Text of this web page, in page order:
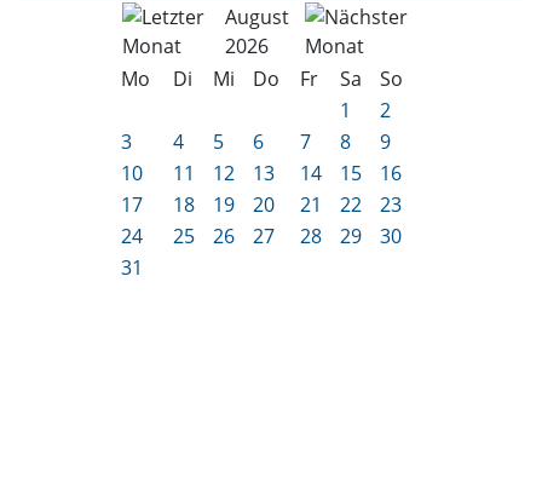
August
2026
Mo
Di Mi Do Fr Sa
So
1
2
3
4 5 6 7 8
9
10
11 12 13 14 15
16
17
18 19 20 21 22
23
24
25 26 27 28 29
30
31